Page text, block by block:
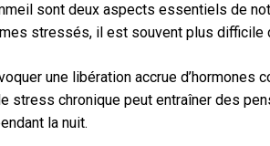
sont deux aspects essentiels de
stressés, il est souvent plus difficile
une libération accrue
stress chronique peut entraîner des
la nuit.